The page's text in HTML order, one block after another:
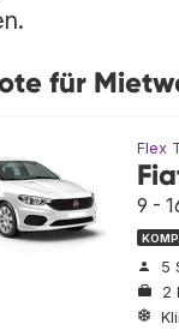
für
Flex
9 -
5
2